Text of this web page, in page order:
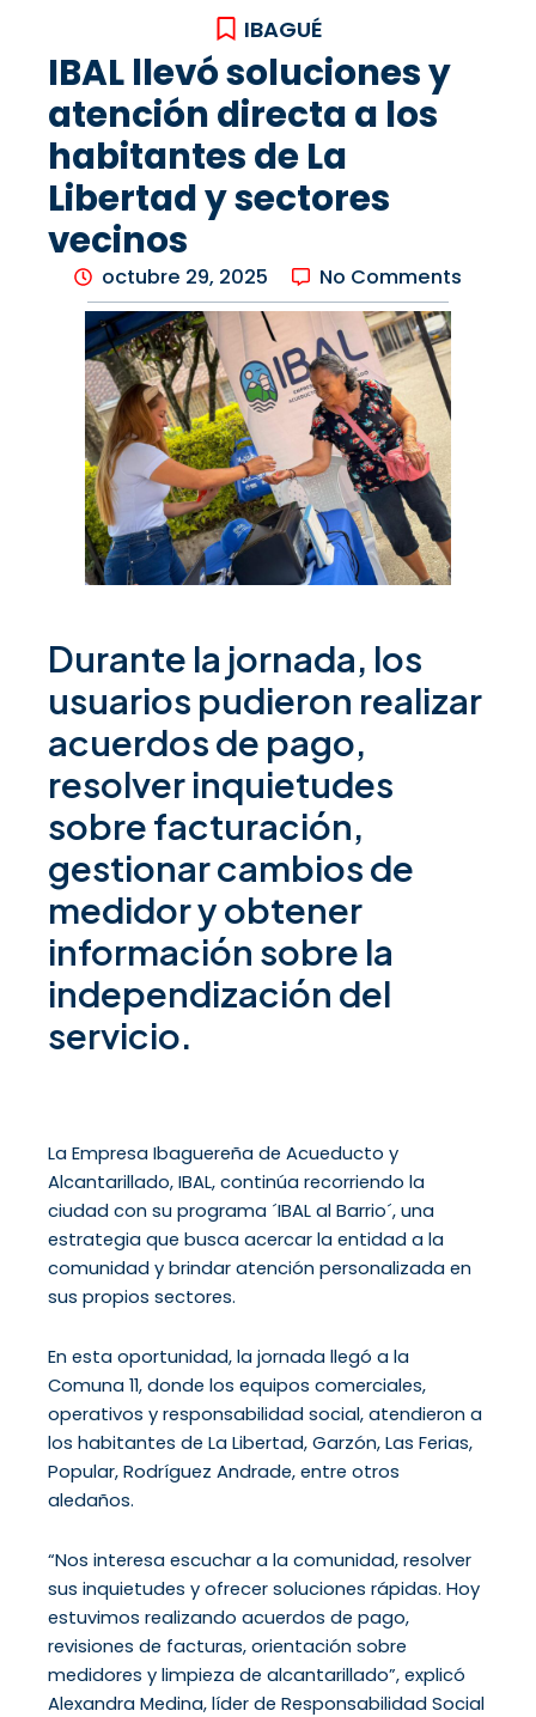
IBAGUÉ
IBAL llevó soluciones y
atención directa a los
habitantes de La
Libertad y sectores
vecinos
octubre 29, 2025 No Comments
Durante la jornada, los
usuarios pudieron realizar
acuerdos de pago,
resolver inquietudes
sobre facturación,
gestionar cambios de
medidor y obtener
información sobre la
independización del
servicio.
La Empresa Ibaguereña de Acueducto y
Alcantarillado, IBAL, continúa recorriendo la
ciudad con su programa ´IBAL al Barrio´, una
estrategia que busca acercar la entidad a la
comunidad y brindar atención personalizada en
sus propios sectores.
En esta oportunidad, la jornada llegó a la
Comuna 11, donde los equipos comerciales,
operativos y responsabilidad social, atendieron a
los habitantes de La Libertad, Garzón, Las Ferias,
Popular, Rodríguez Andrade, entre otros
aledaños.
“Nos interesa escuchar a la comunidad, resolver
sus inquietudes y ofrecer soluciones rápidas. Hoy
estuvimos realizando acuerdos de pago,
revisiones de facturas, orientación sobre
medidores y limpieza de alcantarillado”, explicó
Alexandra Medina, líder de Responsabilidad Social